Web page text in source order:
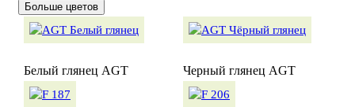
Больше цветов
Белый глянец AGT Черный глянец AGT